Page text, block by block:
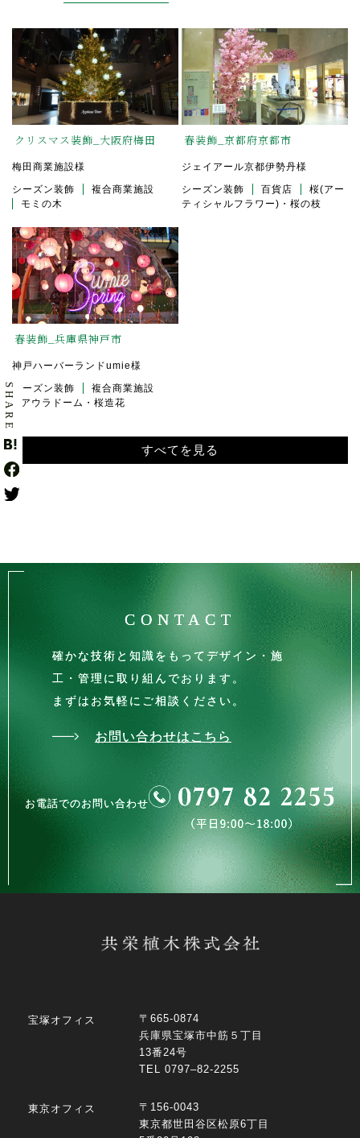
クリスマス装飾_大阪府梅田
梅田商業施設様
シーズン装飾
複合商業施設
モミの木
春装飾_京都府京都市
ジェイアール京都伊勢丹様
シーズン装飾
百貨店
桜(アー
ティシャルフラワー)・桜の枝
春装飾_兵庫県神戸市
神戸ハーバーランドumie様
シーズン装飾
複合商業施設
アウラドーム・桜造花
すべてを見る
CONTACT
確かな技術と知識をもってデザイン・施
工・管理に取り組んでおります。
まずはお気軽にご相談ください。
お問い合わせはこちら
お電話でのお問い合わせ
宝塚オフィス
〒665-0874
兵庫県宝塚市中筋５丁目
13番24号
TEL 0797–82-2255
東京オフィス
〒156-0043
東京都世田谷区松原6丁目